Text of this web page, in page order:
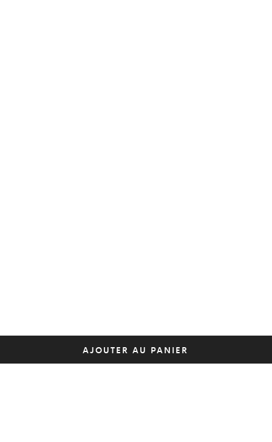
AJOUTER AU PANIER